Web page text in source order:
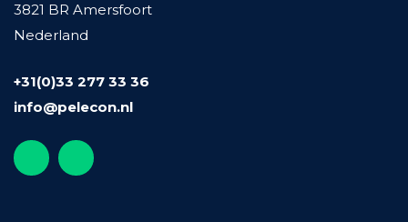
3821 BR Amersfoort
Nederland
+31(0)33 277 33 36
info@pelecon.nl